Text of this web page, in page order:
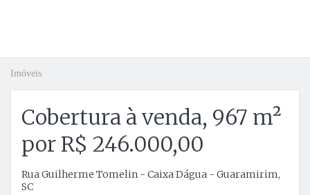
Imóveis
Cobertura à venda, 967 m²
por R$ 246.000,00
Rua Guilherme Tomelin - Caixa Dágua - Guaramirim,
SC